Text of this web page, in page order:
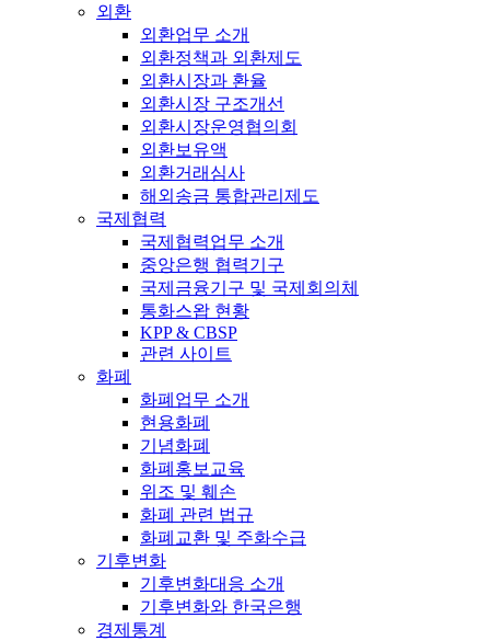
외환
외환업무 소개
외환정책과 외환제도
외환시장과 환율
외환시장 구조개선
외환시장운영협의회
외환보유액
외환거래심사
해외송금 통합관리제도
국제협력
국제협력업무 소개
중앙은행 협력기구
국제금융기구 및 국제회의체
통화스왑 현황
KPP & CBSP
관련 사이트
화폐
화폐업무 소개
현용화폐
기념화폐
화폐홍보교육
위조 및 훼손
화폐 관련 법규
화폐교환 및 주화수급
기후변화
기후변화대응 소개
기후변화와 한국은행
경제통계